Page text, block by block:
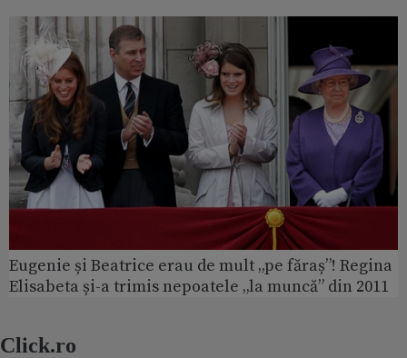
Eugenie și Beatrice erau de mult „pe făraș”! Regina
Elisabeta și-a trimis nepoatele „la muncă” din 2011
Click.ro